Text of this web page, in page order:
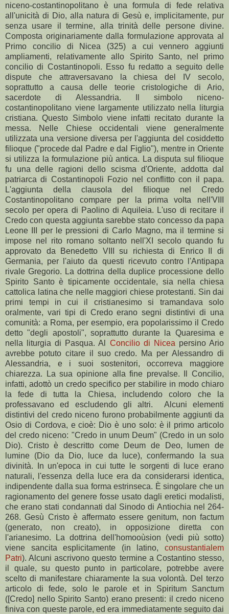
niceno-costantinopolitano è una formula di fede relativa
all'unicità di Dio, alla natura di Gesù e, implicitamente, pur
senza usare il termine, alla trinità delle persone divine.
Composta originariamente dalla formulazione approvata al
Primo concilio di Nicea (325) a cui vennero aggiunti
ampliamenti, relativamente allo Spirito Santo, nel primo
concilio di Costantinopoli. Esso fu redatto a seguito delle
dispute che attraversavano la chiesa del IV secolo,
soprattutto a causa delle teorie cristologiche di Ario,
sacerdote di Alessandria. Il simbolo niceno-
costantinopolitano viene largamente utilizzato nella liturgia
cristiana. Questo Simbolo viene infatti recitato durante la
messa. Nelle Chiese occidentali viene generalmente
utilizzata una versione diversa per l'aggiunta del cosiddetto
filioque ("procede dal Padre e dal Figlio"), mentre in Oriente
si utilizza la formulazione più antica. La disputa sul filioque
fu una delle ragioni dello scisma d'Oriente, addotta dal
patriarca di Costantinopoli Fozio nel conflitto con il papa.
L'aggiunta della clausola del filioque nel Credo
Costantinopolitano compare per la prima volta nell'VIII
secolo per opera di Paolino di Aquileia. L'uso di recitare il
Credo con questa aggiunta sarebbe stato concesso da papa
Leone III per le pressioni di Carlo Magno, ma il termine si
impose nel rito romano soltanto nell'XI secolo quando fu
approvato da Benedetto VIII su richiesta di Enrico II di
Germania, per l'aiuto da questi ricevuto contro l'Antipapa
rivale Gregorio. La dottrina della duplice processione dello
Spirito Santo è tipicamente occidentale, sia nella chiesa
cattolica latina che nelle maggiori chiese protestanti. Sin dai
primi tempi in cui il cristianesimo si tramandava solo
oralmente, vari tipi di Credo erano segni distintivi di una
comunità: a Roma, per esempio, era popolarissimo il Credo
detto "degli apostoli", soprattutto durante la Quaresima e
nella liturgia di Pasqua. Al Concilio di Nicea persino Ario
avrebbe potuto citare il suo credo. Ma per Alessandro di
Alessandria, e i suoi sostenitori, occorreva maggiore
chiarezza. La sua opinione alla fine prevalse. Il Concilio,
infatti, adottò un credo specifico per stabilire in modo chiaro
la fede di tutta la Chiesa, includendo coloro che la
professavano ed escludendo gli altri. Alcuni elementi
distintivi del credo niceno furono probabilmente aggiunti da
Osio di Cordova, e cioè: Dio è uno solo: è il primo articolo
del credo niceno: "Credo in unum Deum" (Credo in un solo
Dio). Cristo è descritto come Deum de Deo, lumen de
lumine (Dio da Dio, luce da luce), confermando la sua
divinità. In un'epoca in cui tutte le sorgenti di luce erano
naturali, l'essenza della luce era da considerarsi identica,
indipendente dalla sua forma estrinseca. È singolare che un
ragionamento del genere fosse usato dagli eretici modalisti,
che erano stati condannati dal Sinodo di Antiochia nel 264-
268. Gesù Cristo è affermato essere genitum, non factum
(generato, non creato), in opposizione diretta con
l'arianesimo. La dottrina dell'homooùsion (vedi più sotto)
viene sancita esplicitamente (in latino, consustantialem
Patri). Alcuni ascrivono questo termine a Costantino stesso,
il quale, su questo punto in particolare, potrebbe avere
scelto di manifestare chiaramente la sua volontà. Del terzo
articolo di fede, solo le parole et in Spiritum Sanctum
([Credo] nello Spirito Santo) erano presenti: il credo niceno
finiva con queste parole, ed era immediatamente seguito dai